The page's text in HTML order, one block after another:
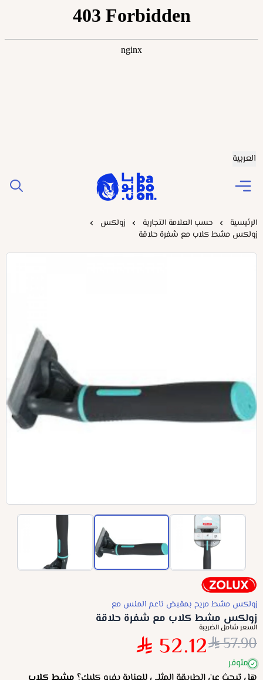
العربية
Baboonstore
الرئيسية حسب العلامة التجارية
زولكس
زولكس مشط كلاب مع شفرة حلاقة
زولكس مشط مريح بمقبض ناعم الملس مع
زولكس مشط كلاب مع شفرة حلاقة
السعر شامل الضريبة
57.90
52.12 متوفر